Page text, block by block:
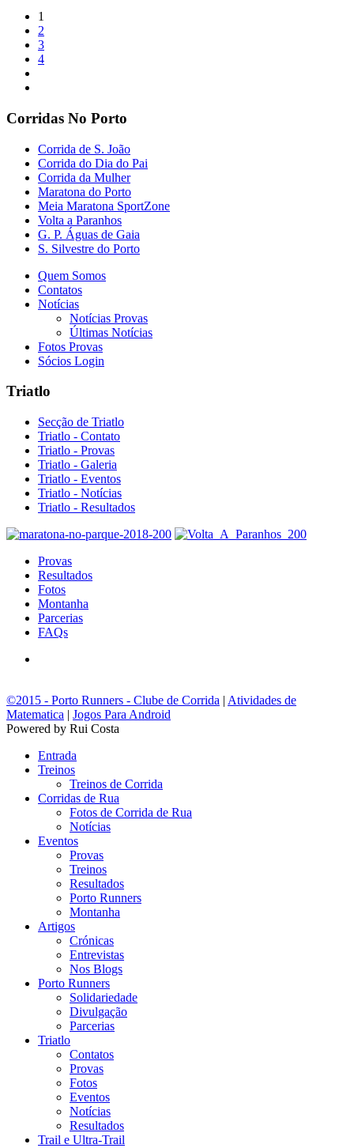
1
2
3
4
Corridas No Porto
Corrida de S. João
Corrida do Dia do Pai
Corrida da Mulher
Maratona do Porto
Meia Maratona SportZone
Volta a Paranhos
G. P. Águas de Gaia
S. Silvestre do Porto
Quem Somos
Contatos
Notícias
Notícias Provas
Últimas Notícias
Fotos Provas
Sócios Login
Triatlo
Secção de Triatlo
Triatlo - Contato
Triatlo - Provas
Triatlo - Galeria
Triatlo - Eventos
Triatlo - Notícias
Triatlo - Resultados
Provas
Resultados
Fotos
Montanha
Parcerias
FAQs
©2015 - Porto Runners - Clube de Corrida | Atividades de
Matematica | Jogos Para Android
Powered by Rui Costa
Entrada
Treinos
Treinos de Corrida
Corridas de Rua
Fotos de Corrida de Rua
Notícias
Eventos
Provas
Treinos
Resultados
Porto Runners
Montanha
Artigos
Crónicas
Entrevistas
Nos Blogs
Porto Runners
Solidariedade
Divulgação
Parcerias
Triatlo
Contatos
Provas
Fotos
Eventos
Notícias
Resultados
Trail e Ultra-Trail